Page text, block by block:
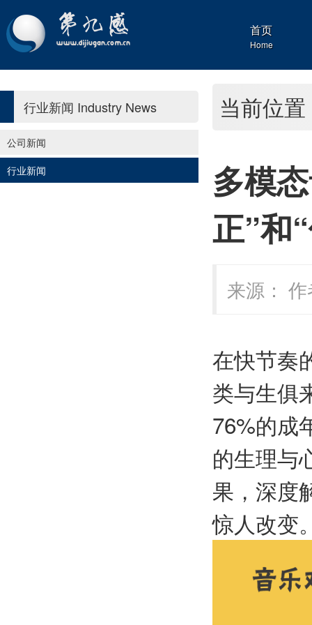
首页
Home
行业新闻 Industry News
公司新闻
行业新闻
当前位
多模
正”和
来源：
在快节奏
类与生俱
76%的成
的生理与
果，深度
惊人改变